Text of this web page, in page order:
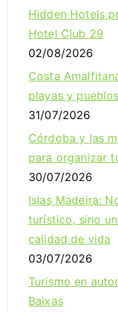
Hidden Hotels
Hotel Club 29
02/08/2026
Costa
playas y pueblos
31/07/2026
Córdoba y las
para organizar
30/07/2026
Islas Madeira:
turístico, sino
calidad de vida
03/07/2026
Turismo en
Baixas